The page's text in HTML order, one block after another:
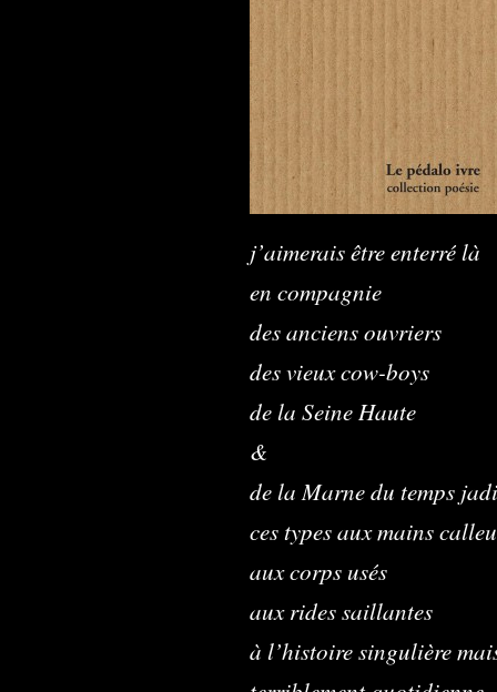
j’aimerais être enterré là
en compagnie
des anciens ouvriers
des vieux cow-boys
de la Seine Haute
&
de la Marne du temps
ces types aux mains
aux corps usés
aux rides saillantes
à l’histoire singulière